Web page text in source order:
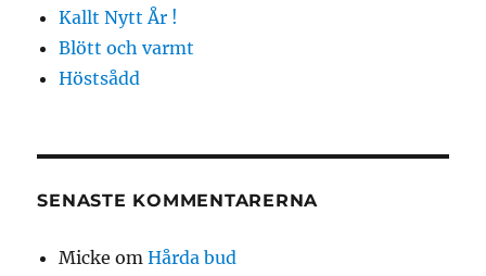
Kallt Nytt År !
Blött och varmt
Höstsådd
SENASTE KOMMENTARERNA
Micke omHårda bud